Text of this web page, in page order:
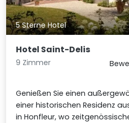
5 Sterne Hotel
Hotel Saint-Delis
9 Zimmer
Genießen Sie einen
einer historischen Residenz
in Honfleur, wo